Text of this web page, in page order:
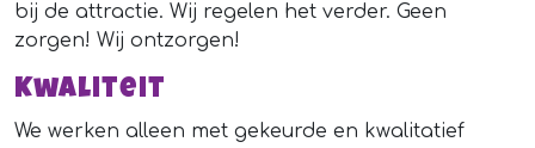
bij de attractie. Wij regelen het verder. Geen
zorgen! Wij ontzorgen!
Kwaliteit
We werken alleen met gekeurde en kwalitatief